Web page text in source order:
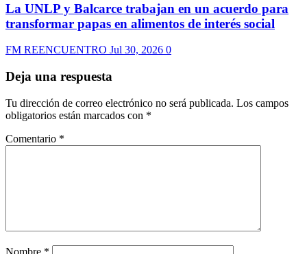
La UNLP y Balcarce trabajan en un acuerdo para
transformar papas en alimentos de interés social
FM REENCUENTRO Jul 30, 2026 0
Deja una respuesta
Tu dirección de correo electrónico no será publicada. Los campos
obligatorios están marcados con *
Comentario *
Nombre *